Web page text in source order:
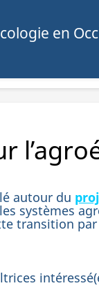
en
autour du
systèmes
transition